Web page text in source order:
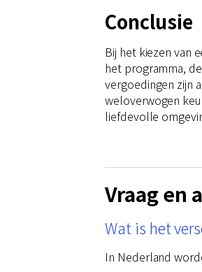
Conclusie
Bij het kiezen van
het programma,
vergoedingen zijn
weloverwogen
liefdevolle
Vraag en
Wat is het
In Nederland